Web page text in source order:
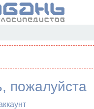
пожалуйста